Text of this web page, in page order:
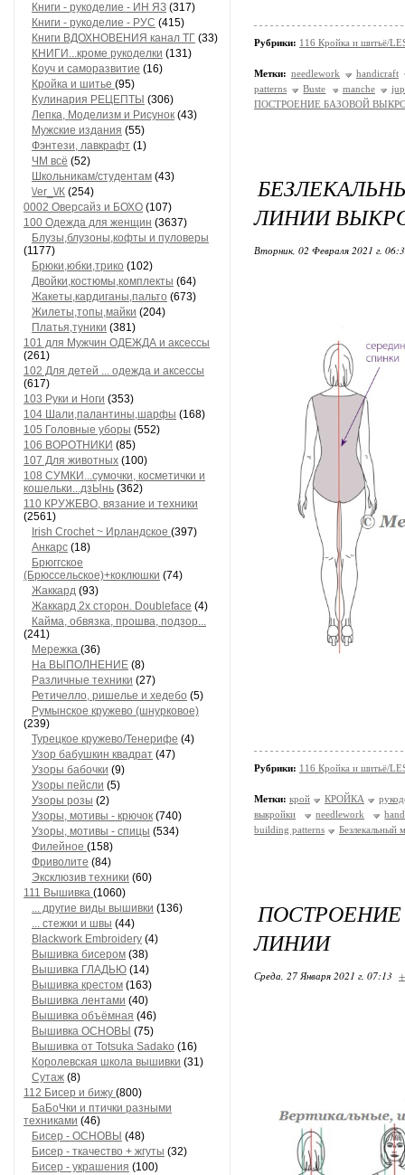
Книги - рукоделие - ИН ЯЗ (317)
Книги - рукоделие - РУС (415)
Книги ВДОХНОВЕНИЯ канал ТГ (33)
КНИГИ...кроме рукоделки (131)
Коуч и саморазвитие (16)
Кройка и шитье (95)
Кулинария РЕЦЕПТЫ (306)
Лепка, Моделизм и Рисунок (43)
Мужские издания (55)
Фэнтези, лавкрафт (1)
ЧМ всё (52)
Школьникам/студентам (43)
\/еr_\/К (254)
0002 Оверсайз и БОХО (107)
100 Одежда для женщин (3637)
Блузы,блузоны,кофты и пуловеры
(1177)
Брюки,юбки,трико (102)
Двойки,костюмы,комплекты (64)
Жакеты,кардиганы,пальто (673)
Жилеты,топы,майки (204)
Платья,туники (381)
101 для Мужчин ОДЕЖДА и аксессы
(261)
102 Для детей ... одежда и аксессы
(617)
103 Руки и Ноги (353)
104 Шали,палантины,шарфы (168)
105 Головные уборы (552)
106 ВОРОТНИКИ (85)
107 Для животных (100)
108 СУМКИ...сумочки, косметички и
кошельки...дзЫнь (362)
110 КРУЖЕВО, вязание и техники
(2561)
Irish Crochet ~ Ирландское (397)
Анкарс (18)
Брюггское
(Брюссельское)+коклюшки (74)
Жаккард (93)
Жаккард 2х сторон. Doubleface (4)
Кайма, обвязка, прошва, подзор...
(241)
Мережка (36)
На ВЫПОЛНЕНИЕ (8)
Различные техники (27)
Ретичелло, ришелье и хедебо (5)
Румынское кружево (шнурковое)
(239)
Турецкое кружево/Тенерифе (4)
Узор бабушкин квадрат (47)
Узоры бабочки (9)
Узоры пейсли (5)
Узоры розы (2)
Узоры, мотивы - крючок (740)
Узоры, мотивы - спицы (534)
Филейное (158)
Фриволите (84)
Эксклюзив техники (60)
111 Вышивка (1060)
... другие виды вышивки (136)
... стежки и швы (44)
Blackwork Embroidery (4)
Вышивка бисером (38)
Вышивка ГЛАДЬЮ (14)
Вышивка крестом (163)
Вышивка лентами (40)
Вышивка объёмная (46)
Вышивка ОСНОВЫ (75)
Вышивка от Totsuka Sadako (16)
Королевская школа вышивки (31)
Сутаж (8)
112 Бисер и бижу (800)
БаБоЧки и птички разными
техниками (46)
Бисер - ОСНОВЫ (48)
Бисер - ткачество + жгуты (32)
Бисер - украшения (100)
Рубрики: 116 Кройка и шитьё/
Метки: needlework
handicraft
patterns
Buste manche
ПОСТРОЕНИЕ БАЗОВОЙ
ЛИНИИ
Вторник, 02 Февраля 2021 г.
Рубрики: 116 Кройка и шитьё/
Метки: крой КРОЙКА
выкройки
needlework
building patterns
Безлекальный
ЛИНИИ
Среда, 27 Января 2021 г. 07:13